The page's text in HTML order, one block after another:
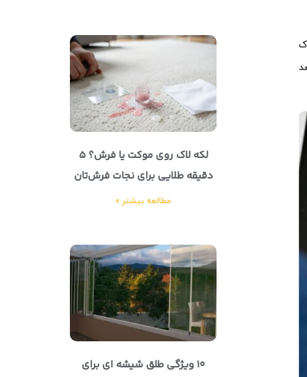
لکه لاک روی موکت یا فرش؟ ۵
دقیقه طلایی برای نجات فرش‌تان
مطالعه بیشتر »
10 ویژگی طلق شیشه ای برای